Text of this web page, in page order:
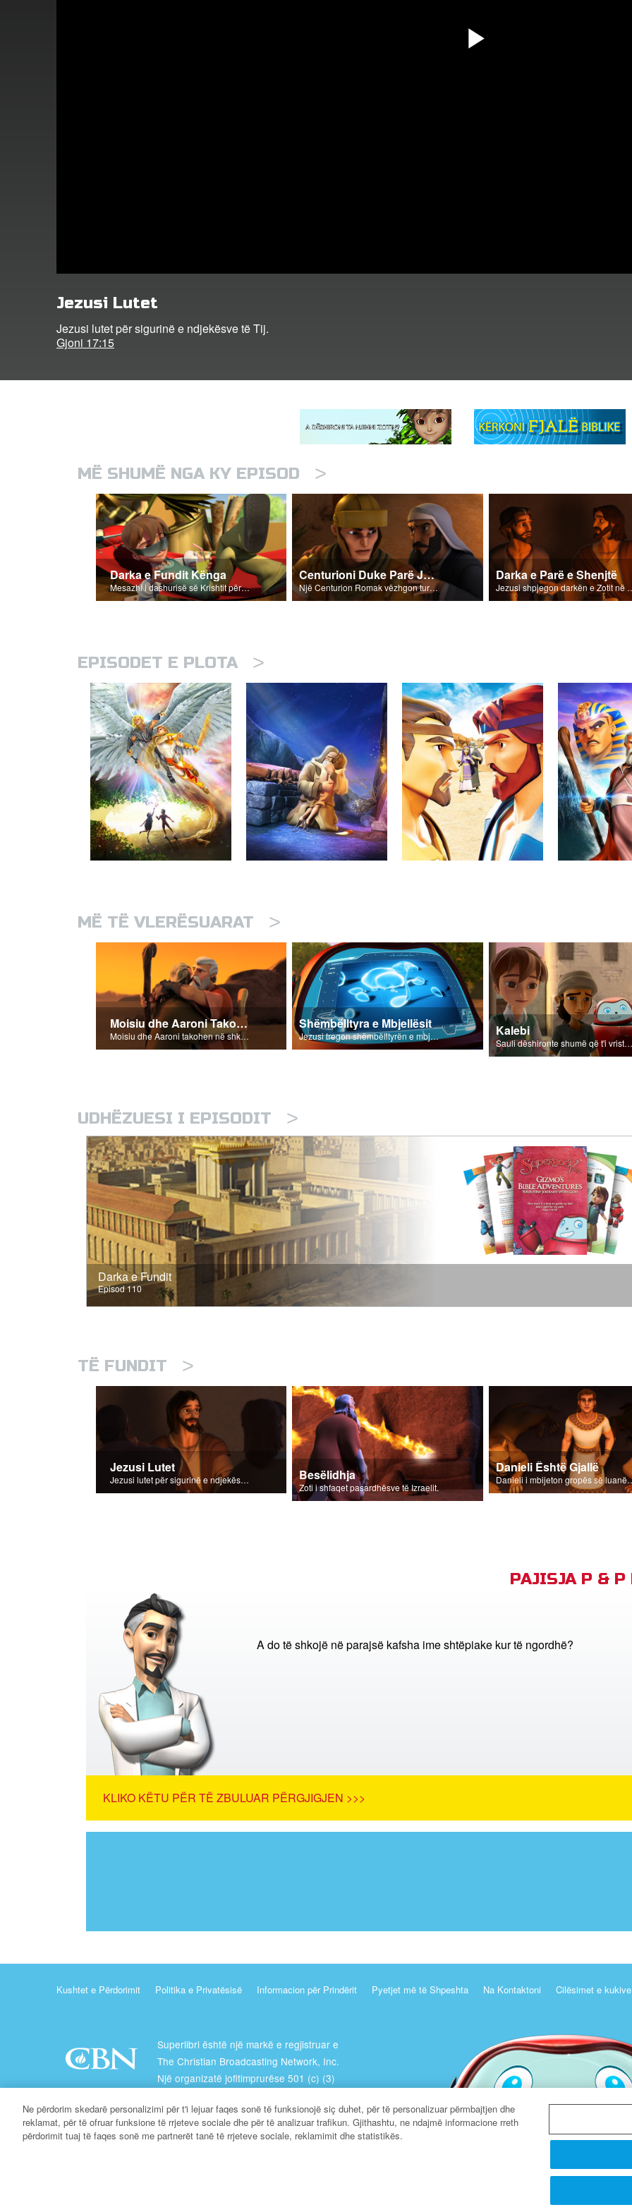
Jezusi Lutet
Jezusi lutet për sigurinë e ndjekësve të Tij.
Gjoni 17:15
MË SHUMË NGA KY EPISOD >
Darka e Fundit Kënga
Mesazhi i dashurisë së Krishtit për gjithësecilin nga ne.
Centurioni Duke Parë Jezusin
Një Centurion Romak vëzhgon turmën e mbledhur rreth Jezusit.
Darka e Parë e Shenjtë
Jezusi shpjegon
EPISODET E PLOTA >
MË TË VLERËSUARAT >
Moisiu dhe Aaroni Takohen
Moisiu dhe Aaroni takohen në shkretëtirë.
Shëmbëlltyra e Mbjellësit
Jezusi tregon shëmbëlltyrën e mbjellësit. Kalebi
Sauli dëshironte shumë që t'i vriste ndjekësit e Zotit.
UDHËZUESI I EPISODIT >
Darka e Fundit
Episod 110
TË FUNDIT >
Jezusi Lutet
Jezusi lutet për sigurinë e ndjekësve të Tij. Besëlidhja
Zoti i shfaqet pasardhësve të Izraelit.
Danieli Është Gjallë
Danieli i
PAJISJA P & P
A do të shkojë në parajsë kafsha ime shtëpiake kur të ngordhë?
KLIKO KËTU PËR TË ZBULUAR PËRGJIGJEN >>>
Kushtet e Përdorimit Politika e Privatësisë Informacion për Prindërit Pyetjet më të Shpeshta Na Kontaktoni Cilësimet e kukive
Superlibri është një markë e regjistruar e
The Christian Broadcasting Network, Inc.
Një organizatë jofitimprurëse 501 (c) (3)
Të Gjitha të Drejtat e Rezervuara.
Rreth CBN
Ne përdorim skedarë personalizimi për t'i lejuar faqes sonë të funksionojë siç duhet, për të personalizuar përmbajtjen dhe
reklamat, për të ofruar funksione të rrjeteve sociale dhe për të analizuar trafikun. Gjithashtu, ne ndajmë informacione rreth
përdorimit tuaj të faqes sonë me partnerët tanë të rrjeteve sociale, reklamimit dhe statistikës.